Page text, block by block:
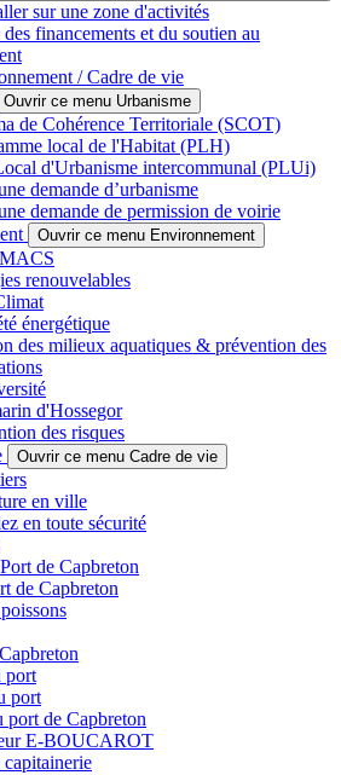
sur une zone d'activités
des financements et du soutien au
/ Cadre de vie
Ouvrir ce menu Urbanisme
de Cohérence Territoriale (SCOT)
local de l'Habitat (PLH)
d'Urbanisme intercommunal (PLUi)
demande d’urbanisme
demande de permission de voirie
Ouvrir ce menu Environnement
renouvelables
énergétique
des milieux aquatiques & prévention des
d'Hossegor
des risques
Ouvrir ce menu Cadre de vie
en ville
en toute sécurité
de Capbreton
de Capbreton
port
port
port de Capbreton
E-BOUCAROT